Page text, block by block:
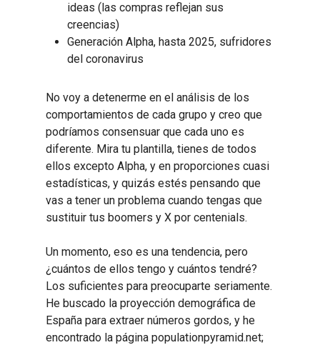
ideas (las compras reflejan sus
creencias)
Generación Alpha, hasta 2025, sufridores
del coronavirus
No voy a detenerme en el análisis de los
comportamientos de cada grupo y creo que
podríamos consensuar que cada uno es
diferente. Mira tu plantilla, tienes de todos
ellos excepto Alpha, y en proporciones cuasi
estadísticas, y quizás estés pensando que
vas a tener un problema cuando tengas que
sustituir tus boomers y X por centenials.
Un momento, eso es una tendencia, pero
¿cuántos de ellos tengo y cuántos tendré?
Los suficientes para preocuparte seriamente.
He buscado la proyección demográfica de
España para extraer números gordos, y he
encontrado la página populationpyramid.net;